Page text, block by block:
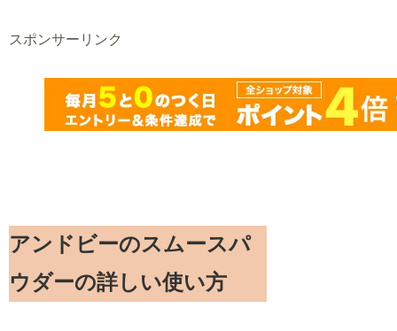
スポンサーリンク
アンドビーのスムースパ
ウダーの詳しい使い方